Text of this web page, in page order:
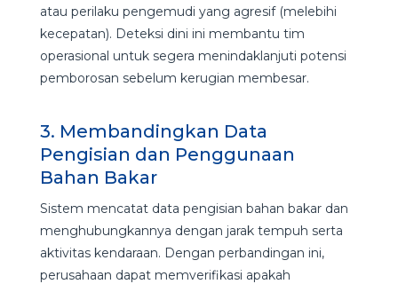
atau perilaku pengemudi yang agresif (melebihi
kecepatan). Deteksi dini ini membantu tim
operasional untuk segera menindaklanjuti potensi
pemborosan sebelum kerugian membesar.
3. Membandingkan Data
Pengisian dan Penggunaan
Bahan Bakar
Sistem mencatat data pengisian bahan bakar dan
menghubungkannya dengan jarak tempuh serta
aktivitas kendaraan. Dengan perbandingan ini,
perusahaan dapat memverifikasi apakah